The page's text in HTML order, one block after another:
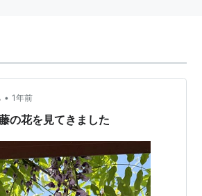
モール伊丹」に直結している。
線）*1
塚口駅
伊丹線）
目にある、阪急電鉄の駅。
震災で駅舎が全壊し、1998年にア
• 1年前
の花を見てきました